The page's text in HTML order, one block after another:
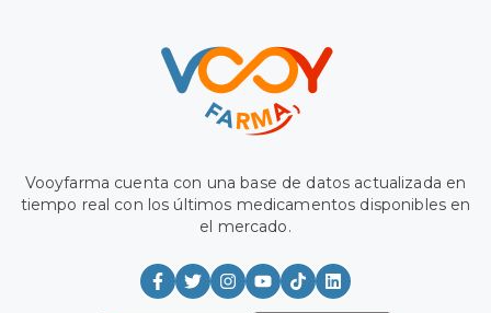
Vooyfarma cuenta con una base de datos actualizada en
tiempo real con los últimos medicamentos disponibles en
el mercado.